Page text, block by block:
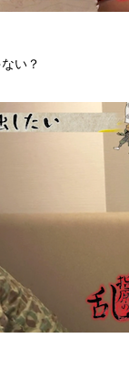
い？